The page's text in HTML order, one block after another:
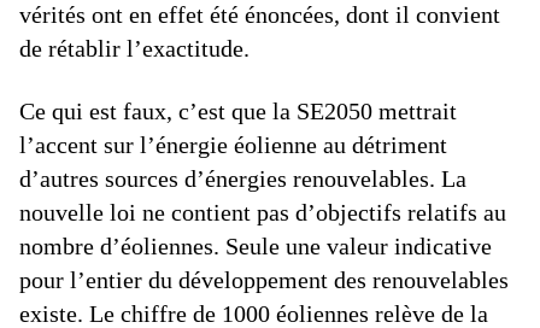
vérités ont en effet été énoncées, dont il convient
de rétablir l’exactitude.
Ce qui est faux, c’est que la SE2050 mettrait
l’accent sur l’énergie éolienne au détriment
d’autres sources d’énergies renouvelables. La
nouvelle loi ne contient pas d’objectifs relatifs au
nombre d’éoliennes. Seule une valeur indicative
pour l’entier du développement des renouvelables
existe. Le chiffre de 1000 éoliennes relève de la